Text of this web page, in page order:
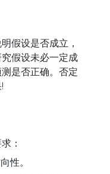
假设是否成立，
假设未必一定成
是否正确。否定
：
性。